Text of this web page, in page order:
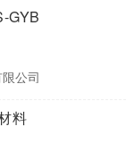
GYB
公司
料